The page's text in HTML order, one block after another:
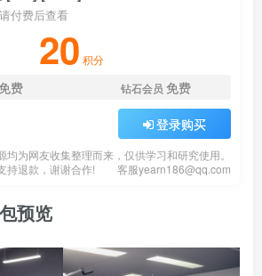
付费后查看
20 积分
费 钻石会员 免费
登录购买
均为网友收集整理而来，仅供学习和研究使用。
持退款，谢谢合作!
客服yearn186@qq.com
预览